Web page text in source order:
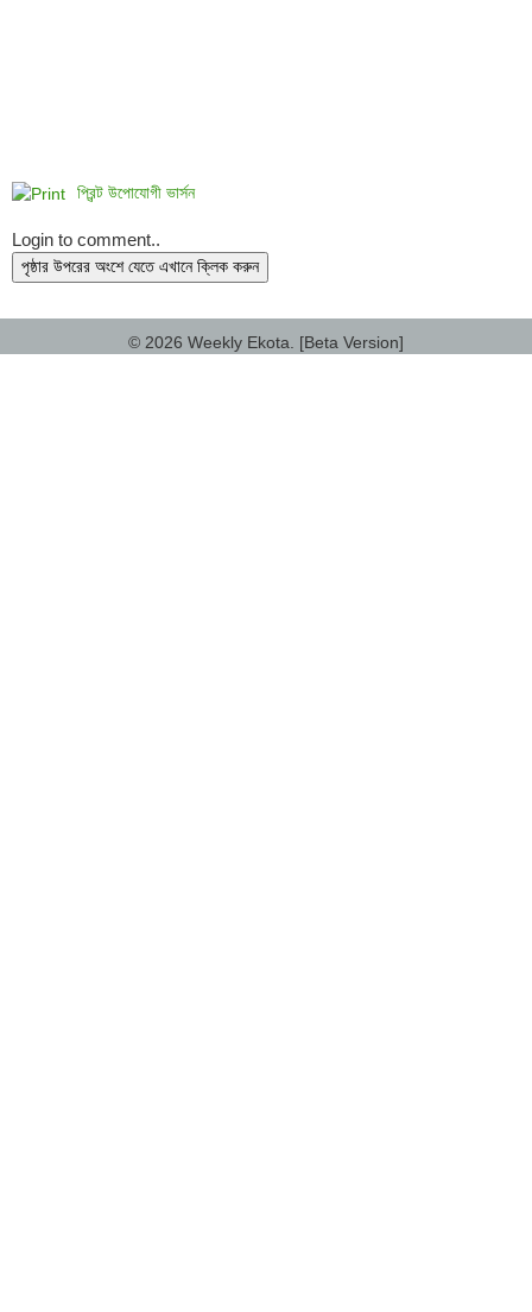
প্রিন্ট উপোযোগী ভার্সন
Login to comment..
পৃষ্ঠার উপরের অংশে যেতে এখানে ক্লিক করুন
© 2026 Weekly Ekota. [Beta Version]